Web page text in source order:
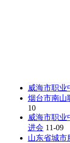
威海市职业
烟台市南山
10
威海市职业
进会 11-09
山东省城市